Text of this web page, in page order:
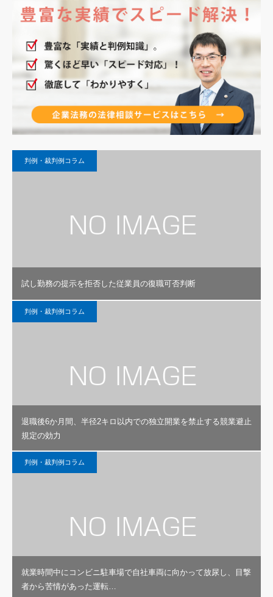
判例・裁判例コラム
試し勤務の提示を拒否した従業員の復職可否判断
判例・裁判例コラム
退職後6か月間、半径2キロ以内での独立開業を禁止する競業避止
規定の効力
判例・裁判例コラム
就業時間中にコンビニ駐車場で自社車両に向かって放尿し、目撃
者から苦情があった運転…